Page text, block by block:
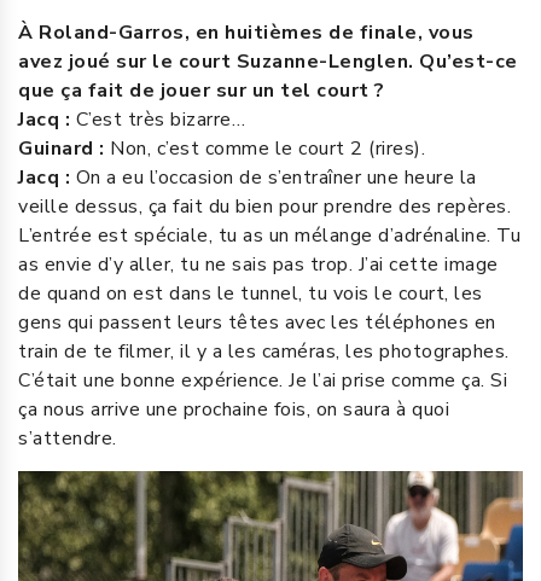
À Roland-Garros, en huitièmes de finale, vous
avez joué sur le court Suzanne-Lenglen. Qu’est-ce
que ça fait de jouer sur un tel court ?
Jacq : C’est très bizarre…
Guinard : Non, c’est comme le court 2 (rires).
Jacq : On a eu l’occasion de s’entraîner une heure la
veille dessus, ça fait du bien pour prendre des repères.
L’entrée est spéciale, tu as un mélange d’adrénaline. Tu
as envie d’y aller, tu ne sais pas trop. J’ai cette image
de quand on est dans le tunnel, tu vois le court, les
gens qui passent leurs têtes avec les téléphones en
train de te filmer, il y a les caméras, les photographes.
C’était une bonne expérience. Je l’ai prise comme ça. Si
ça nous arrive une prochaine fois, on saura à quoi
s’attendre.